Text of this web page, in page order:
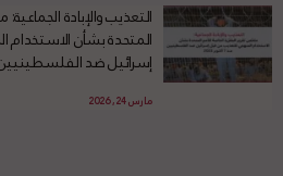
التعذيب والإبادة
المتحدة بشأن
إسرائيل ضد الفلسطينيين منذ 7
مارس 24, 2026